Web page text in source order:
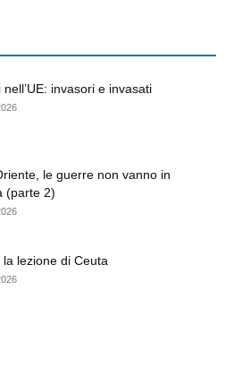
nell’UE: invasori e invasati
le guerre non vanno in
(parte 2)
la lezione di Ceuta